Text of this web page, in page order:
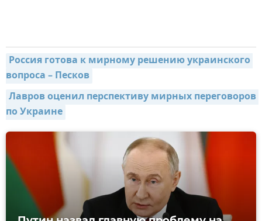
Россия готова к мирному решению украинского
вопроса – Песков
Лавров оценил перспективу мирных переговоров
по Украине